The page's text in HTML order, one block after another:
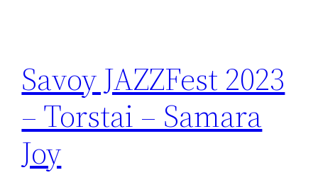
Savoy JAZZFest 2023
– Torstai – Samara
Joy